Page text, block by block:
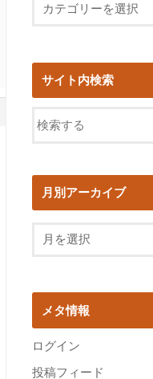
サイト内検索
月別アーカイブ
メタ情報
ログイン
投稿フィード